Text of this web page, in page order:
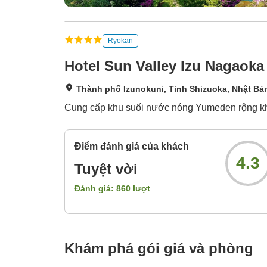
Ryokan
Hotel Sun Valley Izu Nagaoka
Thành phố Izunokuni, Tỉnh Shizuoka, Nhật
Cung cấp khu suối nước nóng Yumeden rộng
Điểm đánh giá của khách
Tuyệt vời
Đánh giá: 860 lượt
4.3
Khám phá gói giá và phòng